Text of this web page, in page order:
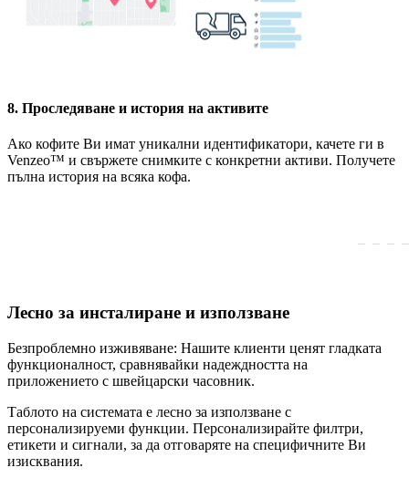
8. Проследяване и история на активите
Ако кофите Ви имат уникални идентификатори, качете ги в
Venzeo™ и свържете снимките с конкретни активи. Получете
пълна история на всяка кофа.
Лесно за инсталиране и използване
Безпроблемно изживяване: Нашите клиенти ценят гладката
функционалност, сравнявайки надеждността на
приложението с швейцарски часовник.
Таблото на системата е лесно за използване с
персонализируеми функции. Персонализирайте филтри,
етикети и сигнали, за да отговаряте на специфичните Ви
изисквания.